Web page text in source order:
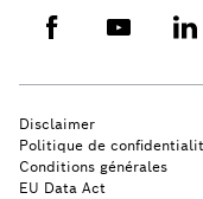
Disclaimer
Politique de
Conditions générales
EU Data Act